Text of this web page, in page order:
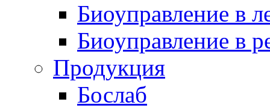
Биоуправление в
Биоуправление в
Продукция
Бослаб